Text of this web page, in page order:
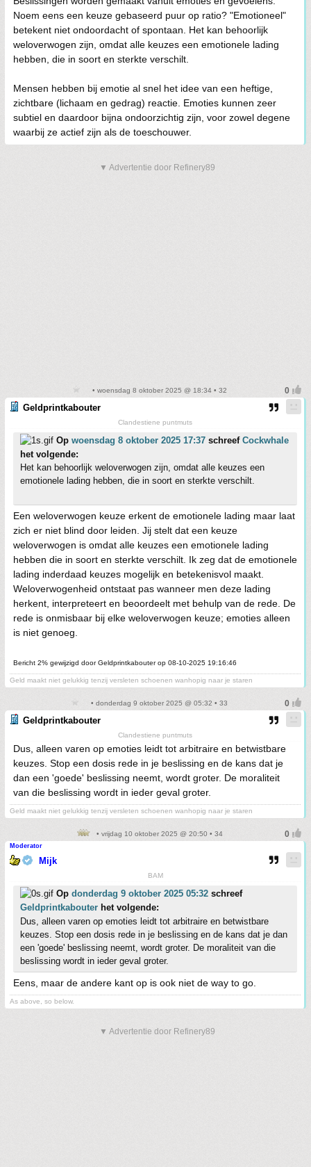
Noem eens een keuze gebaseerd puur op ratio? "Emotioneel"
betekent niet ondoordacht of spontaan. Het kan behoorlijk
weloverwogen zijn, omdat alle keuzes een emotionele lading
hebben, die in soort en sterkte verschilt.
Mensen hebben bij emotie al snel het idee van een heftige,
zichtbare (lichaam en gedrag) reactie. Emoties kunnen zeer
subtiel en daardoor bijna ondoorzichtig zijn, voor zowel degene
waarbij ze actief zijn als de toeschouwer.
▼ Advertentie door Refinery89
• woensdag 8 oktober 2025 @ 18:34 • 32
Geldprintkabouter
Clandestiene puntmuts
Op woensdag 8 oktober 2025 17:37 schreef Cockwhale
het volgende:
Het kan behoorlijk weloverwogen zijn, omdat alle keuzes een
emotionele lading hebben, die in soort en sterkte verschilt.
Een weloverwogen keuze erkent de emotionele lading maar laat
zich er niet blind door leiden. Jij stelt dat een keuze
weloverwogen is omdat alle keuzes een emotionele lading
hebben die in soort en sterkte verschilt. Ik zeg dat de emotionele
lading inderdaad keuzes mogelijk en betekenisvol maakt.
Weloverwogenheid ontstaat pas wanneer men deze lading
herkent, interpreteert en beoordeelt met behulp van de rede. De
rede is onmisbaar bij elke weloverwogen keuze; emoties alleen
is niet genoeg.
Bericht 2% gewijzigd door Geldprintkabouter op 08-10-2025 19:16:46
Geld maakt niet gelukkig tenzij versleten schoenen wanhopig naar je staren
• donderdag 9 oktober 2025 @ 05:32 • 33
Geldprintkabouter
Clandestiene puntmuts
Dus, alleen varen op emoties leidt tot arbitraire en betwistbare
keuzes. Stop een dosis rede in je beslissing en de kans dat je
dan een 'goede' beslissing neemt, wordt groter. De moraliteit
van die beslissing wordt in ieder geval groter.
Geld maakt niet gelukkig tenzij versleten schoenen wanhopig naar je staren
• vrijdag 10 oktober 2025 @ 20:50 • 34
Moderator
Mijk
BAM
Op donderdag 9 oktober 2025 05:32 schreef
Geldprintkabouter het volgende:
Dus, alleen varen op emoties leidt tot arbitraire en betwistbare
keuzes. Stop een dosis rede in je beslissing en de kans dat je dan
een 'goede' beslissing neemt, wordt groter. De moraliteit van die
beslissing wordt in ieder geval groter.
Eens, maar de andere kant op is ook niet de way to go.
As above, so below.
▼ Advertentie door Refinery89